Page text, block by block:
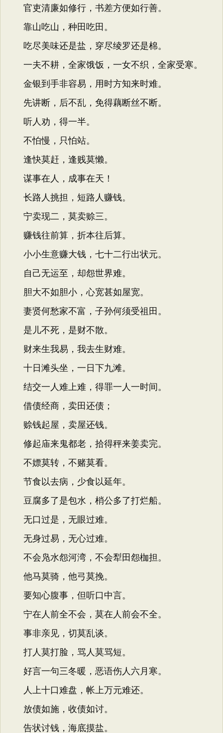
官吏清廉如修行，书差方便如行善。
靠山吃山，种田吃田。
吃尽美味还是盐，穿尽绫罗还是棉。
一夫不耕，全家饿饭，一女不织，全家受寒。
金银到手非容易，用时方知来时难。
先讲断，后不乱，免得藕断丝不断。
听人劝，得一半。
不怕慢，只怕站。
逢快莫赶，逢贱莫懒。
谋事在人，成事在天！
长路人挑担，短路人赚钱。
宁卖现二，莫卖赊三。
赚钱往前算，折本往后算。
小小生意赚大钱，七十二行出状元。
自己无运至，却怨世界难。
胆大不如胆小，心宽甚如屋宽。
妻贤何愁家不富，子孙何须受祖田。
是儿不死，是财不散。
财来生我易，我去生财难。
十日滩头坐，一日下九滩。
结交一人难上难，得罪一人一时间。
借债经商，卖田还债；
赊钱起屋，卖屋还钱。
修起庙来鬼都老，拾得秤来姜卖完。
不嫖莫转，不赌莫看。
节食以去病，少食以延年。
豆腐多了是包水，梢公多了打烂船。
无口过是，无眼过难。
无身过易，无心过难。
不会凫水怨河湾，不会犁田怨枷担。
他马莫骑，他弓莫挽。
要知心腹事，但听口中言。
宁在人前全不会，莫在人前会不全。
事非亲见，切莫乱谈。
打人莫打脸，骂人莫骂短。
好言一句三冬暖，恶语伤人六月寒。
人上十口难盘，帐上万元难还。
放债如施，收债如讨。
告状讨钱，海底摸盐。